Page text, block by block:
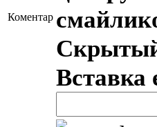
Коментар
Вставка